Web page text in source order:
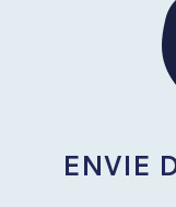
ENVIE